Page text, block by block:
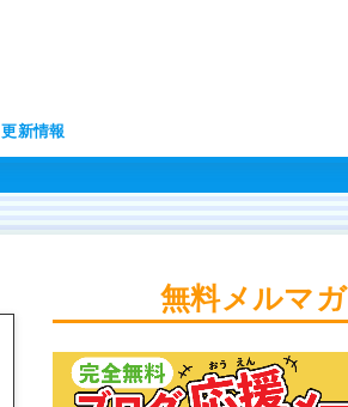
更新情報
無料メルマガ